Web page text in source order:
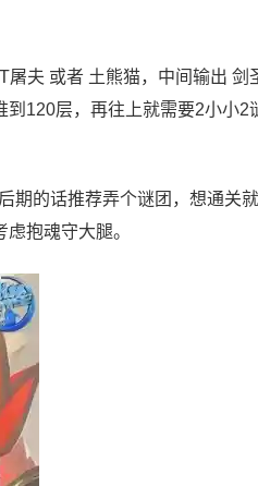
夫 或者 土熊猫，中间输出 剑
120层，再往上就需要2小小2
期的话推荐弄个谜团，想通关
抱魂守大腿。